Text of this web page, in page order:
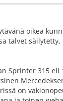
oikea
talvet
Sprinter 315 eli
on